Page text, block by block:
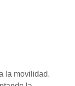
la movilidad.